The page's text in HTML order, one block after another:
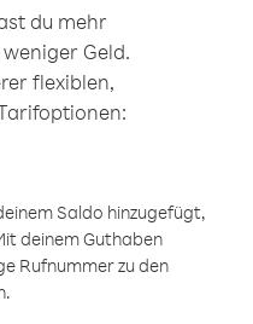
du mehr
Geld.
flexiblen,
Saldo hinzugefügt,
deinem Guthaben
Rufnummer zu den